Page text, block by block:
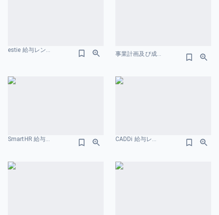
estie 給与レンジのスライドデザイン
事業計画及び成⻑可能性に関する説明資料 株式会社リブ・コンサルティング 給与レンジのスライドデザイン
SmartHR 給与レンジのスライドデザイン CADDi 給与レンジのスライドデザイン